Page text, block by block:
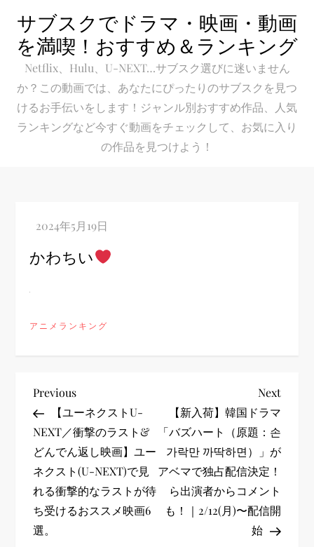
content
サブスクでドラマ・映画・動画
を満喫！おすすめ＆ランキング
Netflix、Hulu、U-NEXT…サブスク選びに迷いません
か？この動画では、あなたにぴったりのサブスクを見つ
けるお手伝いをします！ジャンル別おすすめ作品、人気
ランキングなど今すぐ動画をチェックして、お気に入り
の作品を見つけよう！
かわちい
アニメランキング
投
稿
ナ
ビ
ゲ
Previous
Post
Previous
【ユーネクストU-
NEXT／衝撃のラスト&
どんでん返し映画】ユー
ネクスト(U-NEXT)で見
れる衝撃的なラストが待
ち受けるおススメ映画6
選。
Next
Post
Next
【新入荷】韓国ドラマ
「バズハート（原題：손
가락만 까딱하면）」が
アベマで独占配信決定！
ら出演者からコメント
も！｜2/12(月)〜配信開
始